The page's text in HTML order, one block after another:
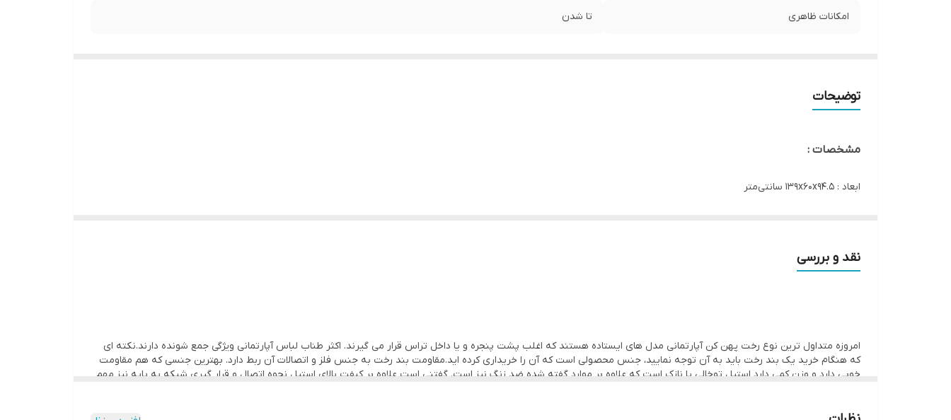
امکانات ظاهری تا شدن
توضیحات
مشخصات :
ابعاد : ۱۳۹x۶۰x۹۴.۵ سانتی‌متر
وزن بسته‌بندی : ۲۷۰۰ گرم
نقد و بررسی
امروزه متداول ترین نوع رخت پهن کن آپارتمانی مدل های ایستاده هستند که اغلب پشت پنجره و یا داخل تراس قرار می گیرند. اکثر طناب لباس آپارتمانی ویژگی جمع شونده دارند.نکته ای
که هنگام خرید یک بند رخت باید به آن توجه نمایید، جنس محصولی است که آن را خریداری کرده اید.مقاومت بند رخت به جنس فلز و اتصالات آن ربط دارد. بهترین جنسی که هم مقاومت
خوبی دارد و وزن کمی دارد استیل توخالی یا نازک است که علاوه بر موارد گفته شده ضد زنگ نیز است. گفتنی است علاوه بر کیفت بالای استیل نحوه اتصال و قرار گیری شبکه به پایه نیز مهم